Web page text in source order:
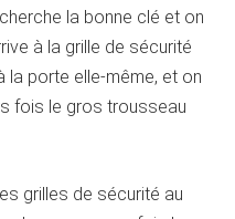
la bonne clé et on
à la grille de sécurité
la porte elle-même, et on
fois le gros trousseau
grilles de sécurité au